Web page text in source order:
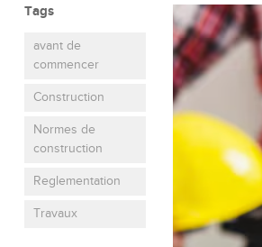
Tags
avant de
commencer
Construction
Normes de
construction
Reglementation
Travaux